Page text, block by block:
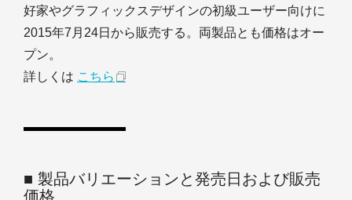
好家やグラフィックスデザインの初級ユーザー向けに
2015年7月24日から販売する。両製品とも価格はオー
プン。
詳しくは こちら
■ 製品バリエーションと発売日および販売
価格